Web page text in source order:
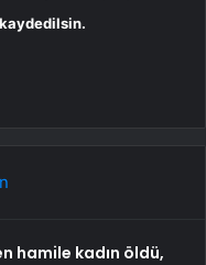
hamile kadın öldü,